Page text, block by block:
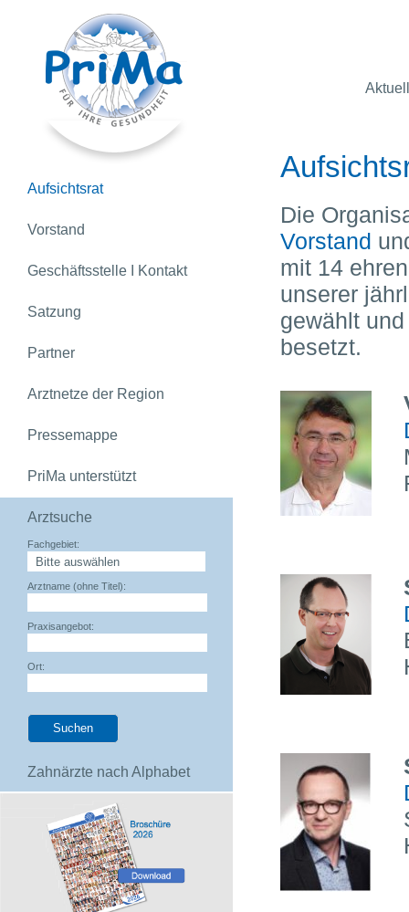
Aufsichtsrat
Vorstand
Geschäftsstelle I Kontakt
Satzung
Partner
Arztnetze der Region
Pressemappe
PriMa unterstützt
Arztsuche
Fachgebiet:
Arztname (ohne Titel):
Praxisangebot:
Ort:
Zahnärzte nach Alphabet
Die
Vorstand
mit 14
unserer
gewählt
besetzt.